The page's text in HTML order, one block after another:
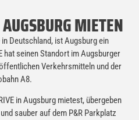
MIETEN
Deutschland, ist Augsburg ein
hat seinen Standort im Augsburger
Verkehrsmitteln und der
A8.
in Augsburg mietest, übergeben
sauber auf dem P&R Parkplatz